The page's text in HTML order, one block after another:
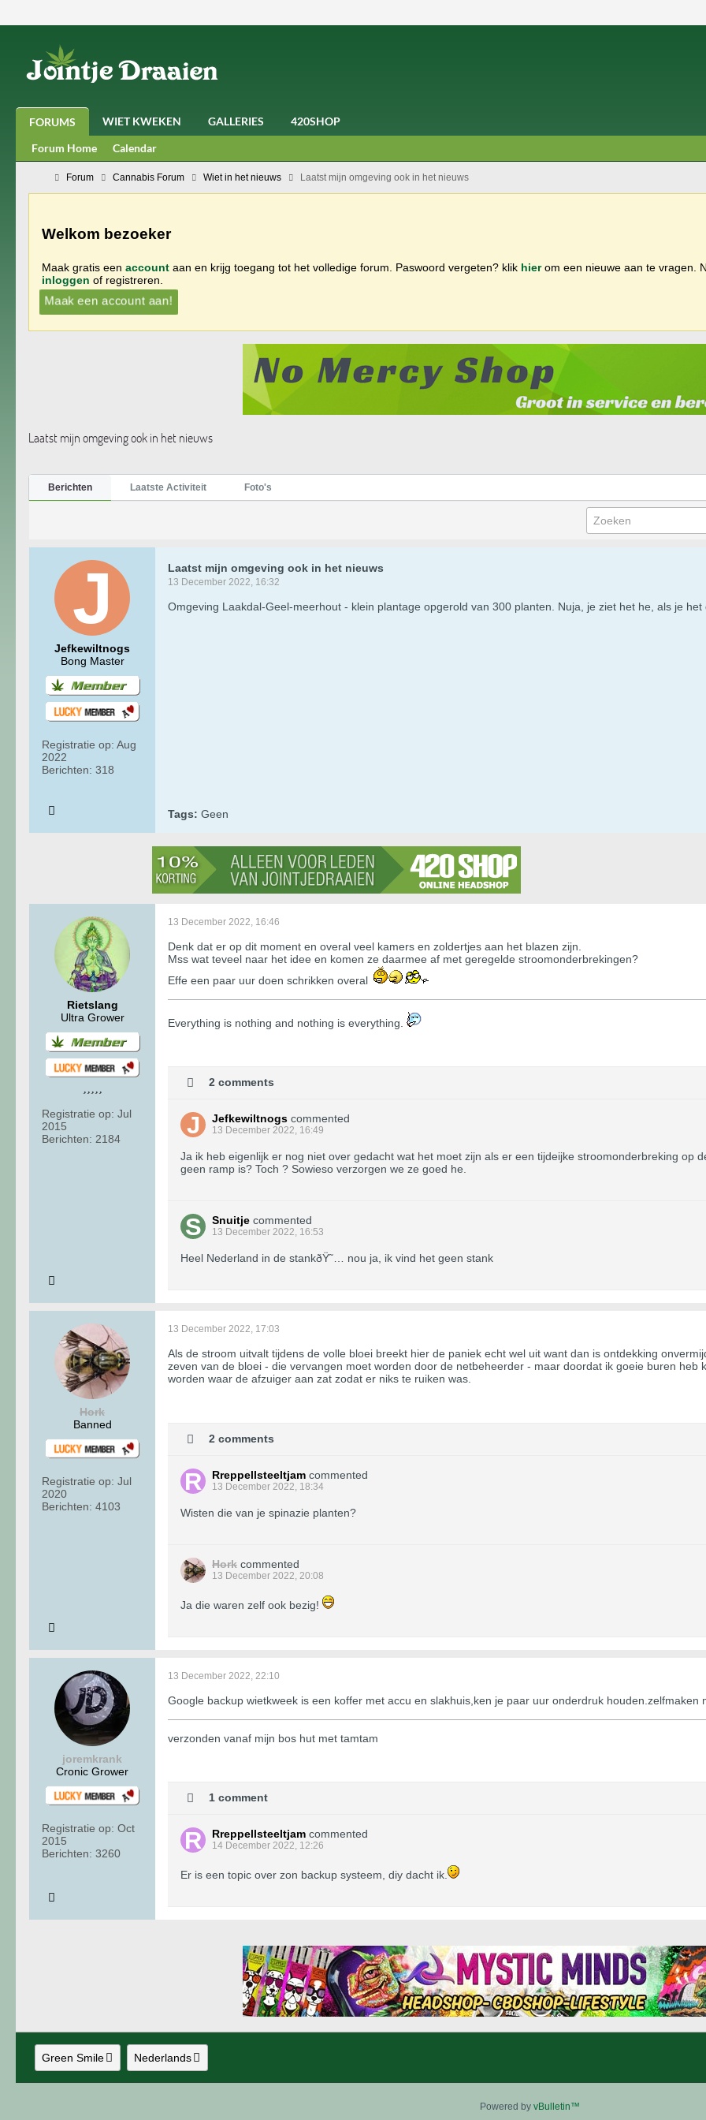
FORUMS WIET KWEKEN GALLERIES
420SHOP
Forum Home
Calendar
Forum Cannabis Forum Wiet in het nieuws Laatst mijn omgeving ook in het nieuws
Welkom bezoeker
Maak gratis een account aan en krijg toegang tot het volledige forum. Paswoord vergeten? klik hierom een nieuwe aan te vragen.
inloggen of registreren.
Maak een account aan!
Laatst mijn omgeving ook in het nieuws
Berichten Laatste Activiteit Foto's
Jefkewiltnogs
Bong Master
Registratie op: Aug
2022
Berichten: 318
Laatst mijn omgeving ook in het nieuws
13 December 2022, 16:32
Omgeving Laakdal-Geel-meerhout - klein plantage opgerold van 300 planten. Nuja, je ziet het he, als je
Tags: Geen
Rietslang
Ultra Grower
Registratie op: Jul
2015
Berichten: 2184
13 December 2022, 16:46
Denk dat er op dit moment en overal veel kamers en zoldertjes aan het blazen zijn.
Mss wat teveel naar het idee en komen ze daarmee af met geregelde stroomonderbrekingen?
Effe een paar uur doen schrikken overal
​​​​​​Everything is nothing and nothing is everything.
2 comments
Jefkewiltnogs commented
13 December 2022, 16:49
Ja ik heb eigenlijk er nog niet over gedacht wat het moet zijn als er een tijdeijke stroomonderbreking op
geen ramp is? Toch ? Sowieso verzorgen we ze goed he.
Snuitje commented
13 December 2022, 16:53
Heel Nederland in de stankðŸ˜… nou ja, ik vind het geen stank
Hork
Banned
Registratie op: Jul
2020
Berichten: 4103
13 December 2022, 17:03
Als de stroom uitvalt tijdens de volle bloei breekt hier de paniek echt wel uit want dan is ontdekking
zeven van de bloei - die vervangen moet worden door de netbeheerder - maar doordat ik goeie buren
worden waar de afzuiger aan zat zodat er niks te ruiken was.
2 comments
Rreppellsteeltjam commented
13 December 2022, 18:34
Wisten die van je spinazie planten?
Hork commented
13 December 2022, 20:08
Ja die waren zelf ook bezig!
joremkrank
Cronic Grower
Registratie op: Oct
2015
Berichten: 3260
13 December 2022, 22:10
Google backup wietkweek is een koffer met accu en slakhuis,ken je paar uur onderdruk
verzonden vanaf mijn bos hut met tamtam
1 comment
Rreppellsteeltjam commented
14 December 2022, 12:26
Er is een topic over zon backup systeem, diy dacht ik.
Green Smile Nederlands
Powered by vBulletin™